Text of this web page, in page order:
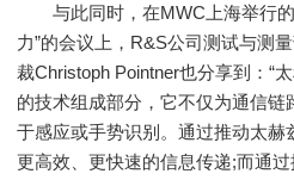
与此同时，在MWC上海举行的
力”的会议上，R&S公司测试与测
裁Christoph Pointner也分享到：“
的技术组成部分，它不仅为通信
于感应或手势识别。通过推动太
更高效、更快速的信息传递;而通